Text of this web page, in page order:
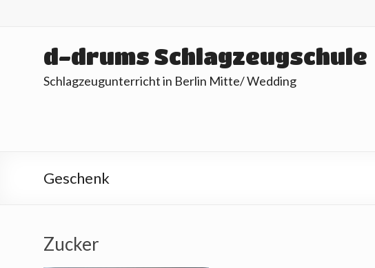
d-drums Schlagzeugschule
Schlagzeugunterricht in Berlin Mitte/ Wedding
Geschenk
Zucker